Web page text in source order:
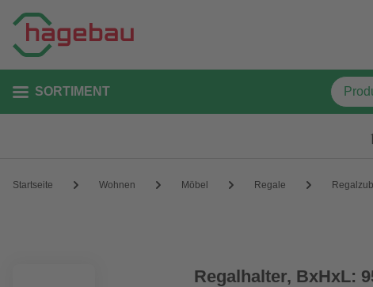
SORTIMENT
Startseite Wohnen Möbel Regale
Regalhalter, BxHxL: